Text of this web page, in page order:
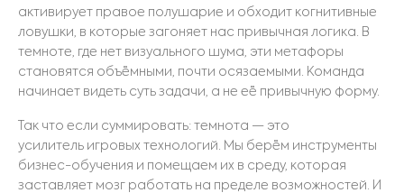
активирует правое полушарие и обходит когнитивные
ловушки, в которые загоняет нас привычная логика. В
темноте, где нет визуального шума, эти метафоры
становятся объёмными, почти осязаемыми. Команда
начинает видеть суть задачи, а не её привычную форму.
Так что если суммировать: темнота — это
усилитель игровых технологий . Мы берём инструменты
бизнес-обучения и помещаем их в среду, которая
заставляет мозг работать на пределе возможностей. И